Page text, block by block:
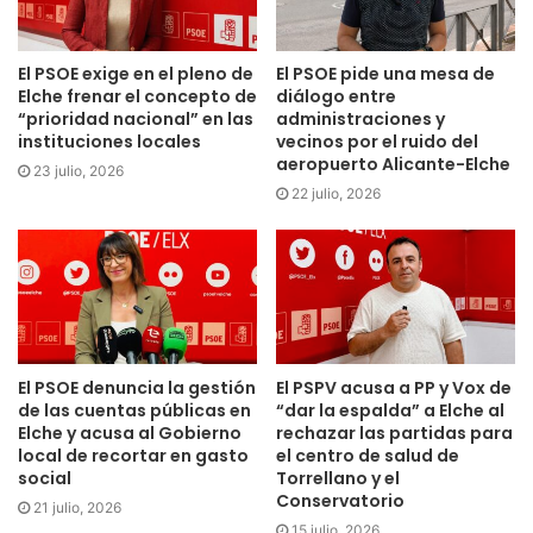
sistema de sonido, la renovación del tapizado de las
butacas y nuevas inversiones en eficiencia energética.
Huertas ha recordado que durante la anterior legislatura
ya se impulsaron mejoras como la renovación del
cableado, la instalación de placas solares, la puesta en
“La promesa del futuro Palacio de Congresos no puede ser
una excusa para dejar de invertir en el Ciutat d’Elx”, ha
afirmado la edil socialista.
La concejala ha destacado que el Centro de Congresos ha
sido “fundamental para la creación de riqueza en Elche”
durante sus más de dos décadas de actividad, gracias a los
numerosos eventos que ha acogido y a su impacto en la
economía local.
El PSOE exige en el pleno de
Elche frenar el concepto de
“prioridad nacional” en las
instituciones locales
23 julio, 2026
El PSOE pide una mesa de
diálogo entre
administraciones y
vecinos por el ruido del
aeropuerto Alicante-Elche
22 julio, 2026
El PSOE denuncia la gestión
de las cuentas públicas en
Elche y acusa al Gobierno
local de recortar en gasto
social
21 julio, 2026
El PSPV acusa a PP y Vox de
“dar la espalda” a Elche al
rechazar las partidas para
el centro de salud de
Torrellano y el
Conservatorio